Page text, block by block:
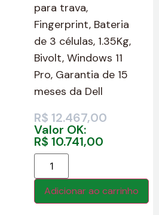
para trava,
Fingerprint, Bateria
de 3 células, 1.35Kg,
Bivolt, Windows 11
Pro, Garantia de 15
meses da Dell
R$ 12.467,00
Valor OK:
R$ 10.741,00
Adicionar ao carrinho